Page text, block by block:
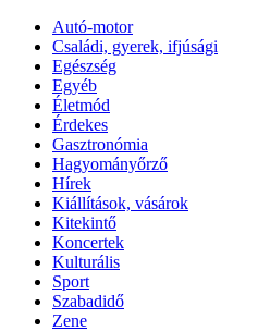
Autó-motor
Családi, gyerek, ifjúsági
Egészség
Egyéb
Életmód
Érdekes
Gasztronómia
Hagyományőrző
Hírek
Kiállítások, vásárok
Kitekintő
Koncertek
Kulturális
Sport
Szabadidő
Zene